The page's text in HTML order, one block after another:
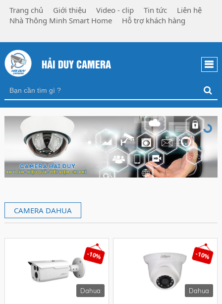
Trang chủ Giới thiệu Video - clip Tin tức
Liên hệ
Nhà Thông Minh Smart Home
Hỗ trợ khách hàng
HẢI DUY CAMERA
CAMERA DAHUA
Dahua
-10%
Dahua
-10%